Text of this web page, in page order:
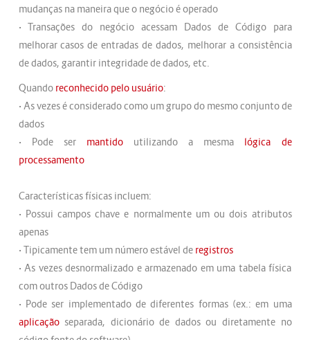
mudanças na maneira que o negócio é operado
• Transações do negócio acessam Dados de Código para
melhorar casos de entradas de dados, melhorar a consistência
de dados, garantir integridade de dados, etc.
Quando reconhecido pelo usuário:
• As vezes é considerado como um grupo do mesmo conjunto de
dados
• Pode ser mantidoutilizando a mesma lógica de
processamento
Características físicas incluem:
• Possui campos chave e normalmente um ou dois atributos
apenas
• Tipicamente tem um número estável de registros
• As vezes desnormalizado e armazenado em uma tabela física
com outros Dados de Código
• Pode ser implementado de diferentes formas (ex.: em uma
aplicaçãoseparada, dicionário de dados ou diretamente no